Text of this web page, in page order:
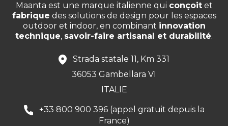
Maanta est une marque italienne qui conçoitet
fabrique des solutions de design pour les espaces
outdoor et indoor, en combinant innovation
technique, savoir-faire artisanal et durabilité.
Strada statale 11, Km 331
36053 Gambellara VI
ITALIE
+33 800 900 396 (appel gratuit depuis la
France)